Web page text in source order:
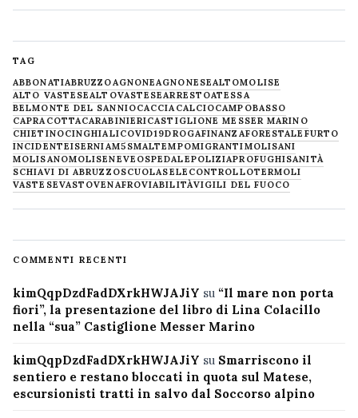
TAG
ABBONATIABRUZZOAGNONEAGNONESEALTOMOLISE
ALTO VASTESEALTOVASTESEARRESTOATESSA
BELMONTE DEL SANNIOCACCIACALCIOCAMPOBASSO
CAPRACOTTACARABINIERICASTIGLIONE MESSER MARINO
CHIETINOCINGHIALICOVID19DROGAFINANZAFORESTALE FURTO
INCIDENTEISERNIAM5SMALTEMPOMIGRANTIMOLISANI
MOLISANOMOLISENEVE OSPEDALEPOLIZIAPROFUGHISANITÀ
SCHIAVI DI ABRUZZOSCUOLASELECONTROLLOTERMOLI
VASTESEVASTOVENAFROVIABILITÀVIGILI DEL FUOCO
COMMENTI RECENTI
kimQqpDzdFadDXrkHWJAJiY su “Il mare non porta
fiori”, la presentazione del libro di Lina Colacillo
nella “sua” Castiglione Messer Marino
kimQqpDzdFadDXrkHWJAJiY su Smarriscono il
sentiero e restano bloccati in quota sul Matese,
escursionisti tratti in salvo dal Soccorso alpino